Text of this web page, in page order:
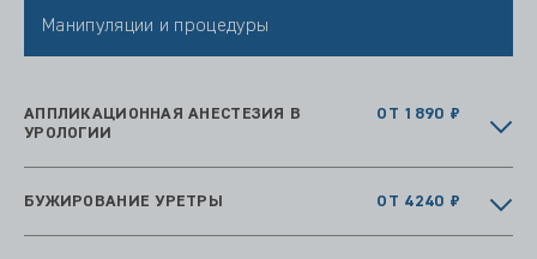
Манипуляции и процедуры
АППЛИКАЦИОННАЯ АНЕСТЕЗИЯ В
УРОЛОГИИ
ОТ 1890 ₽
БУЖИРОВАНИЕ УРЕТРЫ ОТ 4240 ₽